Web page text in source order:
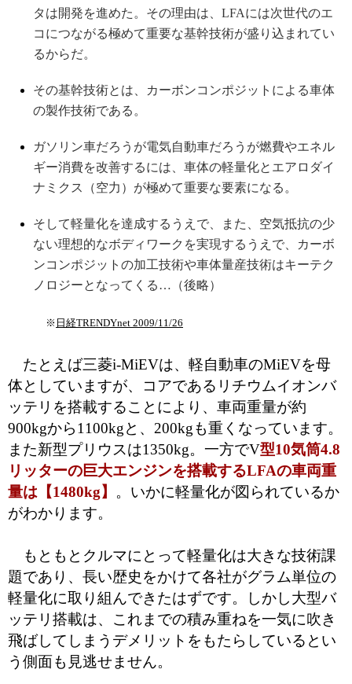
タは開発を進めた。その理由は、LFAには次世代のエ
コにつながる極めて重要な基幹技術が盛り込まれてい
るからだ。
その基幹技術とは、カーボンコンポジットによる車体
の製作技術である。
ガソリン車だろうが電気自動車だろうが燃費やエネル
ギー消費を改善するには、車体の軽量化とエアロダイ
ナミクス（空力）が極めて重要な要素になる。
そして軽量化を達成するうえで、また、空気抵抗の少
ない理想的なボディワークを実現するうえで、カーボ
ンコンポジットの加工技術や車体量産技術はキーテク
ノロジーとなってくる…（後略）
※ 日経TRENDYnet 2009/11/26
たとえば三菱i-MiEVは、軽自動車のMiEVを母
体としていますが、コアであるリチウムイオンバ
ッテリを搭載することにより、車両重量が約
900kgから1100kgと、200kgも重くなっています。
また新型プリウスは1350kg。一方でV型10気筒4.8
リッターの巨大エンジンを搭載するLFAの車両重
量は【1480kg】 。いかに軽量化が図られているか
がわかります。
もともとクルマにとって軽量化は大きな技術課
題であり、長い歴史をかけて各社がグラム単位の
軽量化に取り組んできたはずです。しかし大型バ
ッテリ搭載は、これまでの積み重ねを一気に吹き
飛ばしてしまうデメリットをもたらしているとい
う側面も見逃せません。